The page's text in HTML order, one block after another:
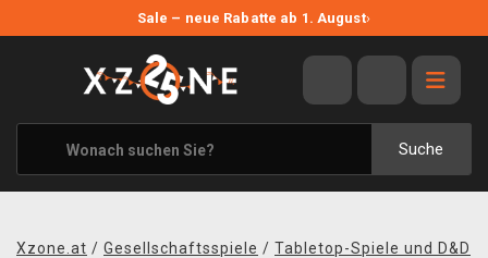
Sale – neue Rabatte ab 1. August›
Suche
ANGEBOTE
ALLE MARKEN
XZONE ORIGINALS
KLEIDUNG & ACCESSOIRES
Xzone.at / Gesellschaftsspiele / Tabletop-Spiele und D&D